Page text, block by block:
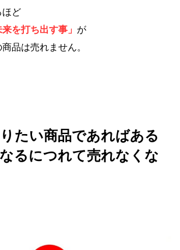
ほど
を打ち出す事」 が
品は売れません。
たい商品であればある
るにつれて売れなくな